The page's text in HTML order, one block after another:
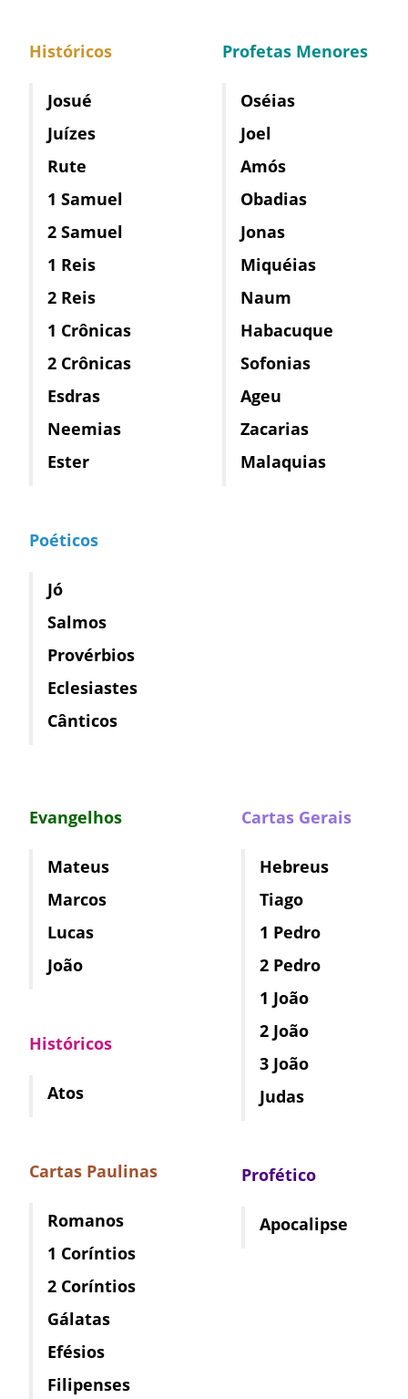
Históricos
Josué
Juízes
Rute
1 Samuel
2 Samuel
1 Reis
2 Reis
1 Crônicas
2 Crônicas
Esdras
Neemias
Ester
Poéticos
Jó
Salmos
Provérbios
Eclesiastes
Cânticos
Profetas Menores
Oséias
Joel
Amós
Obadias
Jonas
Miquéias
Naum
Habacuque
Sofonias
Ageu
Zacarias
Malaquias
Evangelhos
Mateus
Marcos
Lucas
João
Históricos
Atos
Cartas Paulinas
Romanos
1 Coríntios
2 Coríntios
Gálatas
Efésios
Filipenses
Cartas Gerais
Hebreus
Tiago
1 Pedro
2 Pedro
1 João
2 João
3 João
Judas
Profético
Apocalipse